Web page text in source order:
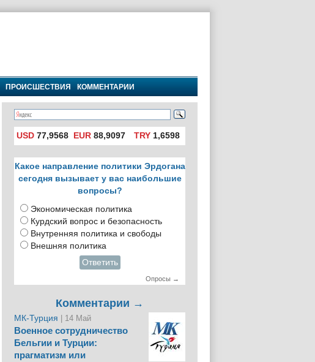
ПРОИСШЕСТВИЯ КОММЕНТАРИИ
USD 77,9568 EUR 88,9097 TRY1,6598
Какое направление политики Эрдогана
сегодня вызывает у вас наибольшие
вопросы?
Экономическая политика
Курдский вопрос и безопасность
Внутренняя политика и свободы
Внешняя политика
Ответить
Опросы →
Комментарии →
МК-Турция | 14 Май
Военное сотрудничество
Бельгии и Турции:
прагматизм или